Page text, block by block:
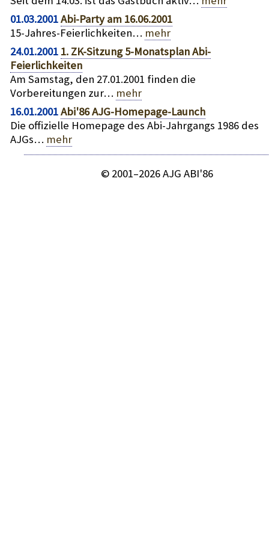
01.03.2001Abi-Party am 16.06.2001
15-Jahres-Feierlichkeiten… mehr
24.01.2001 1. ZK-Sitzung 5-Monatsplan Abi-
Feierlichkeiten
Am Samstag, den 27.01.2001 finden die
Vorbereitungen zur… mehr
16.01.2001Abi'86 AJG-Homepage-Launch
Die offizielle Homepage des Abi-Jahrgangs 1986 des
AJGs… mehr
© 2001–2026 AJG ABI'86